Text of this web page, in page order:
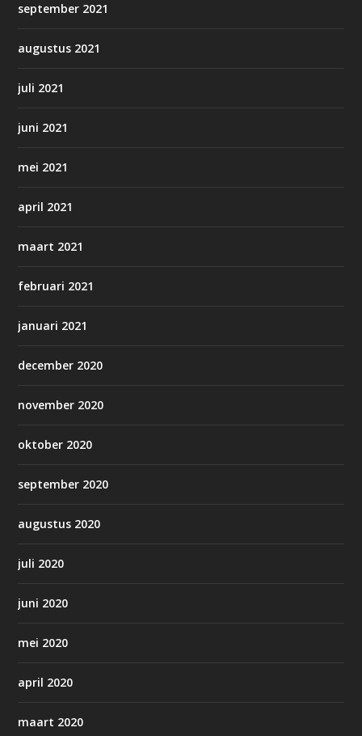
september 2021
augustus 2021
juli 2021
juni 2021
mei 2021
april 2021
maart 2021
februari 2021
januari 2021
december 2020
november 2020
oktober 2020
september 2020
augustus 2020
juli 2020
juni 2020
mei 2020
april 2020
maart 2020